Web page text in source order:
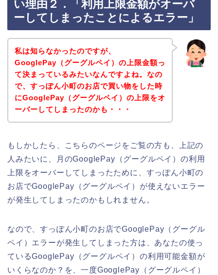
い理由２．「利用上限金額がオーバ
ーしてしまったことによるエラー」
私は知らなかったのですが、
GooglePay（グーグルペイ）の上限金額っ
て決まっているみたいなんですよね。なの
で、すっぽん小町のお店で買い物をした時
にGooglePay（グーグルペイ）の上限をオ
ーバーしてしまったのかも・・・
もしかしたら、こちらのページをご覧の方も、上記の
人みたいに、月のGooglePay（グーグルペイ）の利用
上限をオーバーしてしまったために、すっぽん小町の
お店でGooglePay（グーグルペイ）が使えないエラー
が発生してしまったのかもしれません。
なので、すっぽん小町のお店でGooglePay（グーグル
ペイ）エラーが発生してしまった方は、あなたの使っ
ているGooglePay（グーグルペイ）の利用可能金額が
いくらなのか？を、一度GooglePay（グーグルペイ）